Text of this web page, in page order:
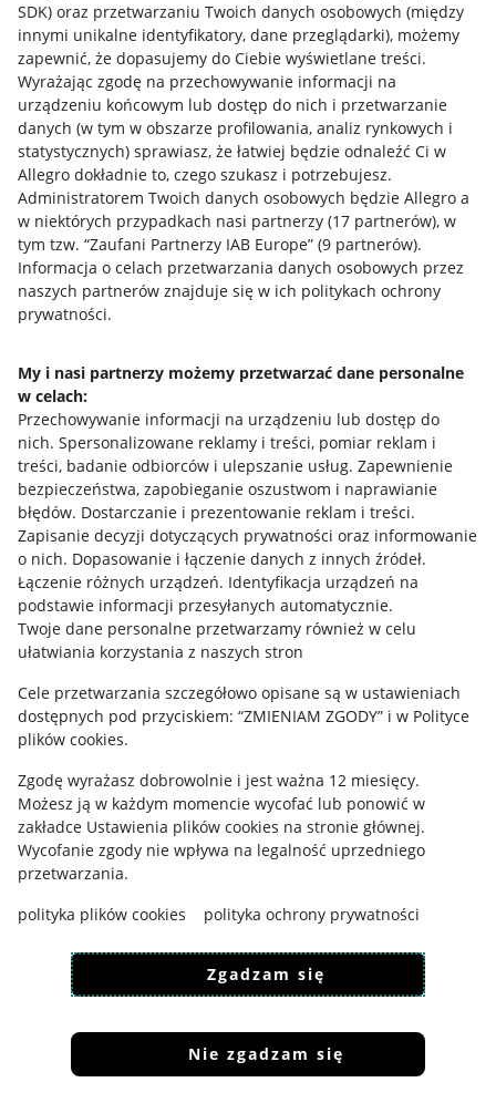
SDK) oraz przetwarzaniu Twoich danych osobowych (między
innymi unikalne identyfikatory, dane przeglądarki), możemy
zapewnić, że dopasujemy do Ciebie wyświetlane treści.
Wyrażając zgodę na przechowywanie informacji na
urządzeniu końcowym lub dostęp do nich i przetwarzanie
danych (w tym w obszarze profilowania, analiz rynkowych i
statystycznych) sprawiasz, że łatwiej będzie odnaleźć Ci w
Allegro dokładnie to, czego szukasz i potrzebujesz.
Administratorem Twoich danych osobowych będzie Allegro a
w niektórych przypadkach nasi partnerzy (17 partnerów), w
tym tzw. “Zaufani Partnerzy IAB Europe” (9 partnerów).
Informacja o celach przetwarzania danych osobowych przez
naszych partnerów znajduje się w ich politykach ochrony
prywatności.
My i nasi partnerzy możemy przetwarzać dane personalne
w celach:
Przechowywanie informacji na urządzeniu lub dostęp do
nich. Spersonalizowane reklamy i treści, pomiar reklam i
treści, badanie odbiorców i ulepszanie usług. Zapewnienie
bezpieczeństwa, zapobieganie oszustwom i naprawianie
błędów. Dostarczanie i prezentowanie reklam i treści.
Zapisanie decyzji dotyczących prywatności oraz informowanie
o nich. Dopasowanie i łączenie danych z innych źródeł.
Łączenie różnych urządzeń. Identyfikacja urządzeń na
podstawie informacji przesyłanych automatycznie.
Twoje dane personalne przetwarzamy również w celu
ułatwiania korzystania z naszych stron
Cele przetwarzania szczegółowo opisane są w ustawieniach
dostępnych pod przyciskiem: “ZMIENIAM ZGODY” i w Polityce
plików cookies.
Zgodę wyrażasz dobrowolnie i jest ważna 12 miesięcy.
Możesz ją w każdym momencie wycofać lub ponowić w
zakładce Ustawienia plików cookies na stronie głównej.
Wycofanie zgody nie wpływa na legalność uprzedniego
przetwarzania.
polityka plików cookies
polityka ochrony prywatności
Zgadzam się
Nie zgadzam się
Przydatne informacje
Jak to działa
Allegro Gadane dla sprzedających
Allegro Gadane dla kupujących
Mapa miejscowości
Informacje prawne
Regulamin
Polityka plików "cookies"
Ustawienia plików "cookies"
Udostępnianie lokalizacji
Informacje dla Aktu o Usługach Cyfrowych
Pobierz aplikację
Korzystanie z serwisu oznacza akceptacjęregulaminu